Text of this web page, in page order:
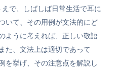
で、しばしば日常生活で耳に
いて、その用例が文法的にど
ように考えれば、正しい敬語
た、文法上は適切であって
を挙げ、その注意点を解説し